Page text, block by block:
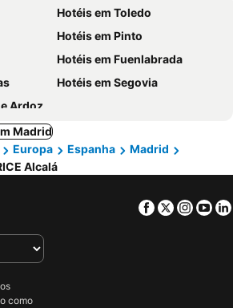
Hotéis em Toledo
Hotéis em Pinto
Hotéis em Fuenlabrada
Hotéis em Segovia
Ardoz
Madrid
Europa Espanha
Madrid
Alcalá
Facebook
Twitter
como